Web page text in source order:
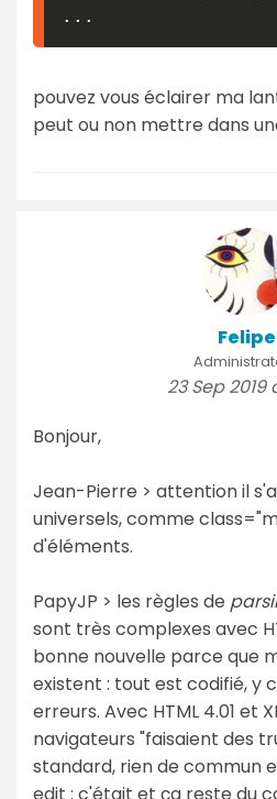
pouvez vous éclairer ma
peut ou non mettre dans
Felipe
23 Sep 2019
Bonjour,
Jean-Pierre > attention il
universels, comme
d'éléments.
PapyJP > les règles de
sont très complexes avec
bonne nouvelle parce que
existent : tout est codifié, y
erreurs. Avec HTML 4.01 et
navigateurs "faisaient des
standard, rien de commun
edit : c'était et ça reste du